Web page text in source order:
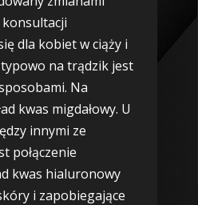
dla kobiet w ciąży i
na trądzik jest
Na
kwas migdałowy. U
innymi ze
połączenie
kwas hialuronowy
i zapobiegające